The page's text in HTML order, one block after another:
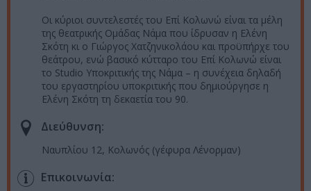
Οι κύριοι συντελεστές του Επί Κολωνώ είναι τα μέλη
της θεατρικής Ομάδας Νάμα που ίδρυσαν η Ελένη
Σκότη κι ο Γιώργος Χατζηνικολάου και προϋπήρχε του
θεάτρου, ενώ βασικό κύτταρο του Επί Κολωνώ είναι
το Studio Υποκριτικής της Νάμα – η συνέχεια δηλαδή
του εργαστηρίου υποκριτικής που δημιούργησε η
Ελένη Σκότη τη δεκαετία του 90.
Διεύθυνση:
Ναυπλίου 12, Κολωνός (γέφυρα Λένορμαν)
Επικοινωνία: